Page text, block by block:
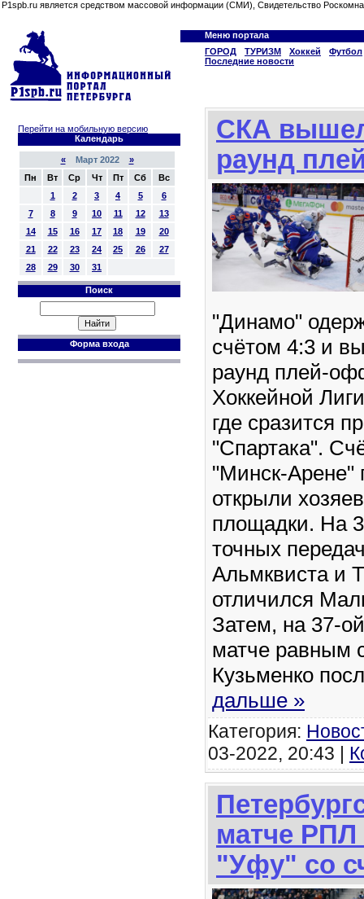
P1spb.ru является средством массовой информации (СМИ), Свидетельство
Меню портала
ГОРОД
ТУРИЗМ Хоккей
Футбол
Последние новости
Перейти на мобильную версию
Календарь
«Март 2022 »
Пн
Вт Ср Чт Пт Сб
Вс
1
2 3 4 5
6
7
8 9 10 11 12
13
14
15 16 17 18 19
20
21
22 23 24 25 26
27
28
29 30 31
Поиск
Форма входа
СКА
раунд
"Динамо"
счётом 4:3 и
раунд плей-
Хоккейной
где сразится
"Спартака".
"Минск-Арене"
открыли
площадки. На
точных
Альмквиста и
отличился
Затем, на 37-
матче равным
Кузьменко
дальше »
Категория:
03-2022, 20:43 |
матче
"Уфу" со